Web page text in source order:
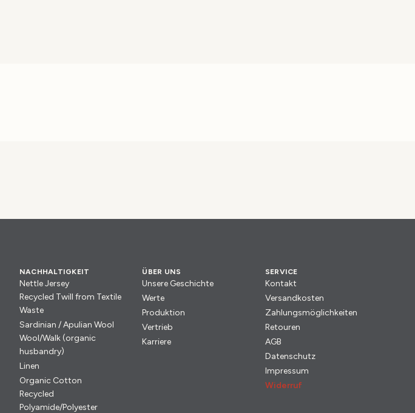
NACHHALTIGKEIT
Nettle Jersey
Recycled Twill from Textile
Waste
Sardinian / Apulian Wool
Wool/Walk (organic
husbandry)
Linen
Organic Cotton
Recycled
Polyamide/Polyester
ÜBER UNS
Unsere Geschichte
Werte
Produktion
Vertrieb
Karriere
SERVICE
Kontakt
Versandkosten
Zahlungsmöglichkeiten
Retouren
AGB
Datenschutz
Impressum
Widerruf